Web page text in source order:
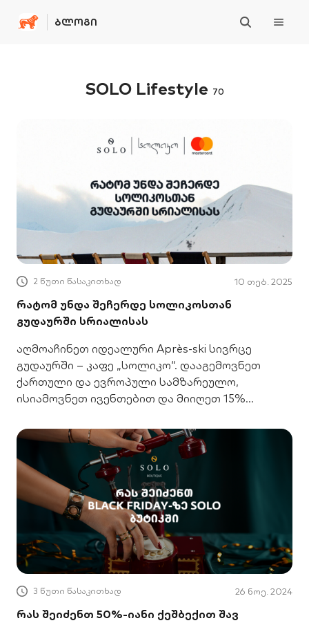
ᲑᲚᲝᲒᲘ
SOLO Lifestyle 70
2 წუთი წასაკითხად 10 თებ. 2025
რატომ უნდა შეჩერდე სოლიკოსთან
გუდაურში სრიალისას
აღმოაჩინეთ იდეალური Après-ski სივრცე
გუდაურში – კაფე „სოლიკო“. დააგემოვნეთ
ქართული და ევროპული სამზარეულო,
ისიამოვნეთ ივენთებით და მიიღეთ 15%
3 წუთი წასაკითხად 26 ნოე. 2024
რას შეიძენთ 50%-იანი ქეშბექით შავ